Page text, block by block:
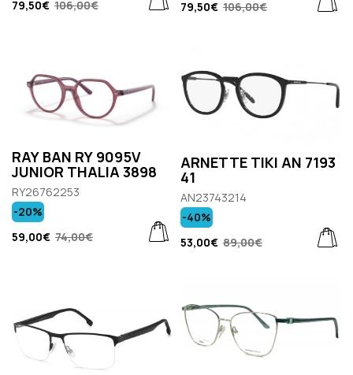
79,50€ 106,00€ 79,50€ 106,00€
RAY BAN RY 9095V
JUNIOR THALIA 3898
RY26762253
59,00€ 74,00€
-20%
ARNETTE TIKI AN 7193
41
AN23743214
53,00€ 89,00€
-40%